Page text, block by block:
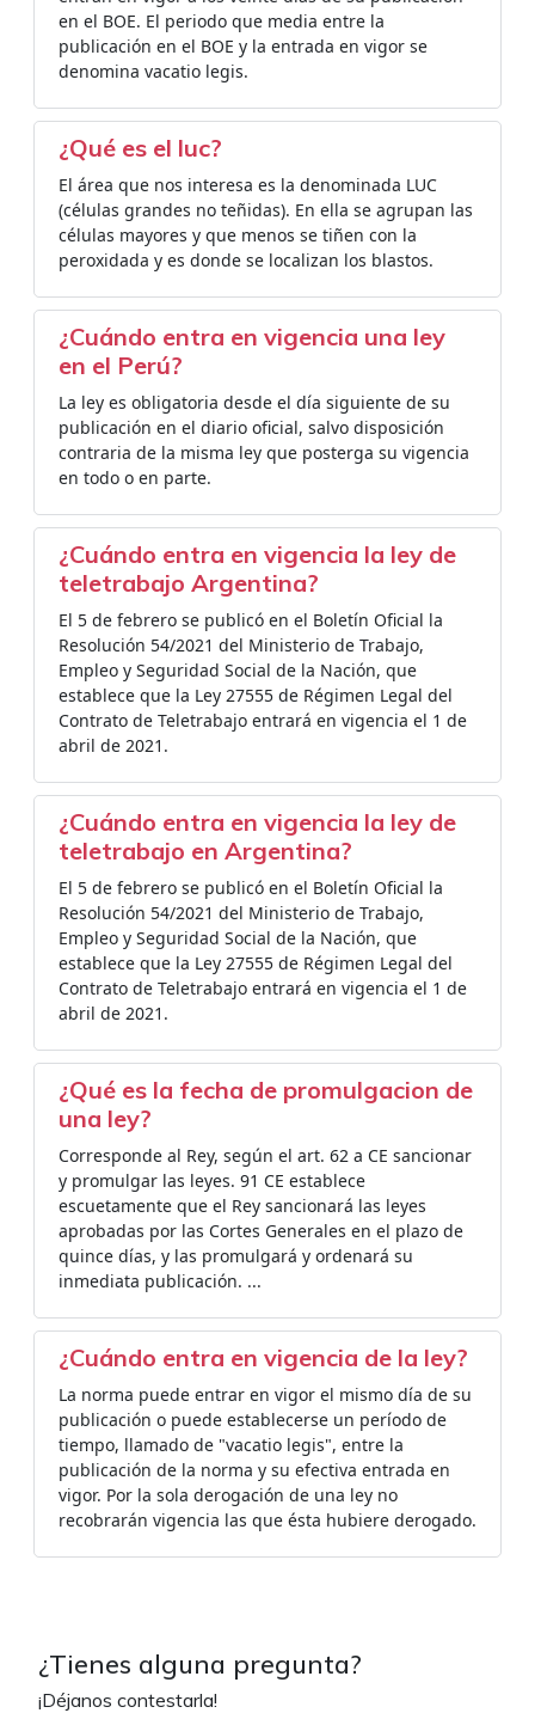
en el BOE. El periodo que media entre la
publicación en el BOE y la entrada en vigor se
denomina vacatio legis.
¿Qué es el luc?
El área que nos interesa es la denominada LUC
(células grandes no teñidas). En ella se agrupan las
células mayores y que menos se tiñen con la
peroxidada y es donde se localizan los blastos.
¿Cuándo entra en vigencia una ley
en el Perú?
La ley es obligatoria desde el día siguiente de su
publicación en el diario oficial, salvo disposición
contraria de la misma ley que posterga su vigencia
en todo o en parte.
¿Cuándo entra en vigencia la ley de
teletrabajo Argentina?
El 5 de febrero se publicó en el Boletín Oficial la
Resolución 54/2021 del Ministerio de Trabajo,
Empleo y Seguridad Social de la Nación, que
establece que la Ley 27555 de Régimen Legal del
Contrato de Teletrabajo entrará en vigencia el 1 de
abril de 2021.
¿Cuándo entra en vigencia la ley de
teletrabajo en Argentina?
El 5 de febrero se publicó en el Boletín Oficial la
Resolución 54/2021 del Ministerio de Trabajo,
Empleo y Seguridad Social de la Nación, que
establece que la Ley 27555 de Régimen Legal del
Contrato de Teletrabajo entrará en vigencia el 1 de
abril de 2021.
¿Qué es la fecha de promulgacion de
una ley?
Corresponde al Rey, según el art. 62 a CE sancionar
y promulgar las leyes. 91 CE establece
escuetamente que el Rey sancionará las leyes
aprobadas por las Cortes Generales en el plazo de
quince días, y las promulgará y ordenará su
inmediata publicación. ...
¿Cuándo entra en vigencia de la ley?
La norma puede entrar en vigor el mismo día de su
publicación o puede establecerse un período de
tiempo, llamado de "vacatio legis", entre la
publicación de la norma y su efectiva entrada en
vigor. Por la sola derogación de una ley no
recobrarán vigencia las que ésta hubiere derogado.
¿Tienes alguna pregunta?
¡Déjanos contestarla!